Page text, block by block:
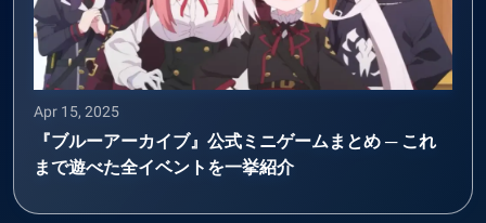
Apr 15, 2025
『ブルーアーカイブ』公式ミニゲームまとめ ─ これ
まで遊べた全イベントを一挙紹介